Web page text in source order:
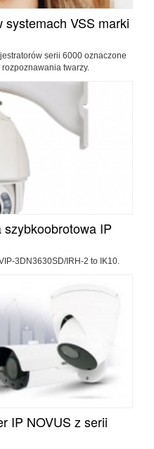
VSS marki
serii 6000 oznaczone
twarzy.
IP
3DN3630SD/IRH-2 to IK10.
IP NOVUS z serii